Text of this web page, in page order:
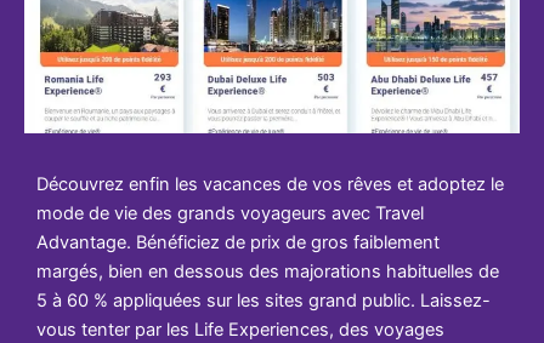
Découvrez enfin les vacances de vos rêves et adoptez le
mode de vie des grands voyageurs avec Travel
Advantage. Bénéficiez de prix de gros faiblement
margés, bien en dessous des majorations habituelles de
5 à 60 % appliquées sur les sites grand public. Laissez-
vous tenter par les Life Experiences, des voyages